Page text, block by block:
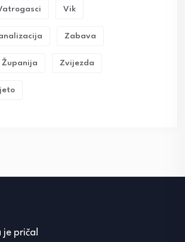
Vik
Zabava
Zvijezda
je priča!